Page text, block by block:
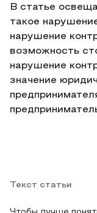
В статье
такое
нарушение
возможность
нарушение
значение
Текст статьи